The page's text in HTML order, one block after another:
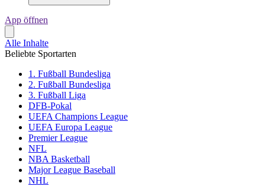
App öffnen
Alle Inhalte
Beliebte Sportarten
1. Fußball Bundesliga
2. Fußball Bundesliga
3. Fußball Liga
DFB-Pokal
UEFA Champions League
UEFA Europa League
Premier League
NFL
NBA Basketball
Major League Baseball
NHL